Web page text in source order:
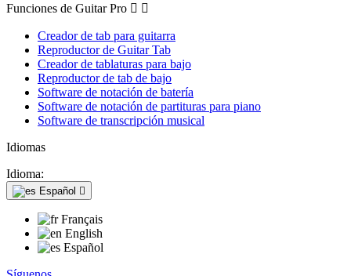
Funciones de Guitar Pro  
Creador de tab para guitarra
Reproductor de Guitar Tab
Creador de tablaturas para bajo
Reproductor de tab de bajo
Software de notación de batería
Software de notación de partituras para piano
Software de transcripción musical
Idiomas
Idioma:
Español 
Français
English
Español